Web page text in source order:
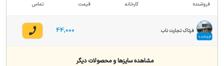
فروشنده کارخانه قیمت تماس
فروشنده
فرتاک تجارت ناب 44,000
مشاهده سایزها و محصولات دیگر